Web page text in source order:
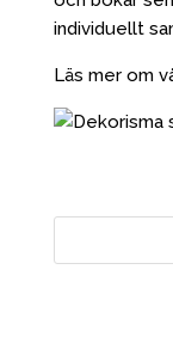
individuellt
Läs mer om